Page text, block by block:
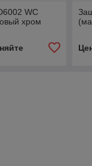
WC
хром